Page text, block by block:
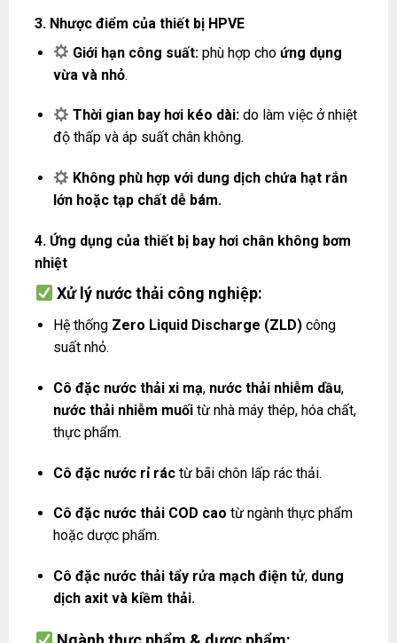
3. Nhược điểm của thiết bị HPVE
Giới hạn công suất: phù hợp choứng dụng
vừa và nhỏ.
Thời gian bay hơi kéo dài: do làm việc ở nhiệt
độ thấp và áp suất chân không.
Không phù hợp với dung dịch chứa hạt rắn
lớn hoặc tạp chất dễ bám.
4. Ứng dụng của thiết bị bay hơi chân không bơm
nhiệt
Xử lý nước thải công nghiệp:
Hệ thống Zero Liquid Discharge (ZLD) công
suất nhỏ.
Cô đặc nước thải xi mạ, nước thải nhiễm dầu,
nước thải nhiễm muối từ nhà máy thép, hóa chất,
thực phẩm.
Cô đặc nước rỉ rác từ bãi chôn lấp rác thải.
Cô đặc nước thải COD cao từ ngành thực phẩm
hoặc dược phẩm.
Cô đặc nước thải tẩy rửa mạch điện tử, dung
dịch axit và kiềm thải.